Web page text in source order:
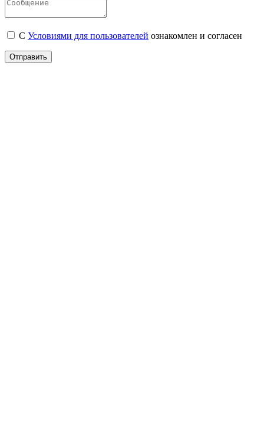
С Условиями для пользователей ознакомлен и согласен
Отправить